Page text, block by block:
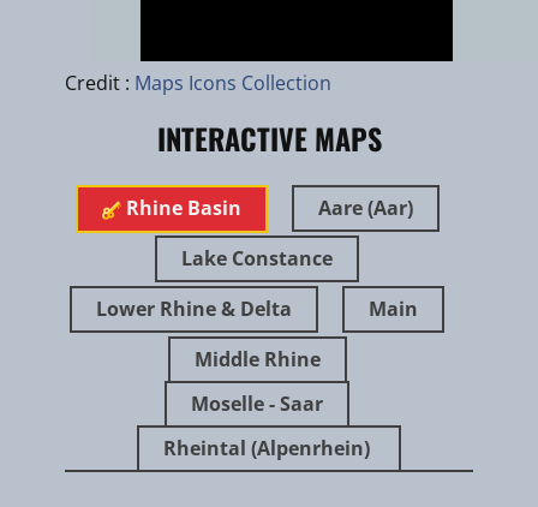
Nov 2020
International Lake Constance Fishery Commission (IBKF)
"The IBKF is the directory board for any matter concerning Lake Constance
The board meets once a year, whereas the boards chairman changes every
years on a rotational basis. Resolutions on fishery regulations must be decided
Credit : Maps Icons Collection
INTERACTIVE MAPS
Rhine Basin
Aare (Aar)
Lake Constance
Lower Rhine & Delta
Main
Middle Rhine
Moselle - Saar
Rheintal (Alpenrhein)